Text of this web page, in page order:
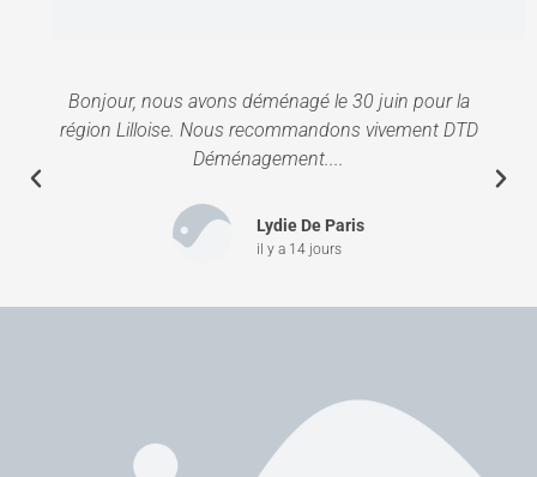
Bonjour, nous avons déménagé le 30 juin pour la
région Lilloise. Nous recommandons vivement DTD
Déménagement....
Lydie De Paris
il y a 14 jours